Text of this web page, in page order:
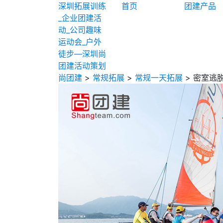
深圳拓展训练
_企业团建活
动_公司趣味
运动会_户外
徒步—深圳尚
团建活动策划
首页 团建产品
尚团建 > 常规拓展 > 常规一天拓展 > 密室逃